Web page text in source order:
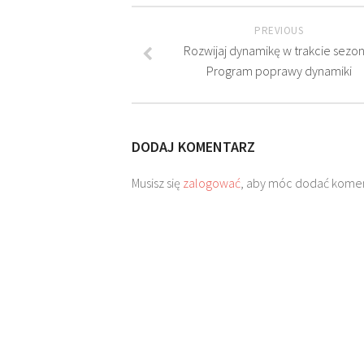
PREVIOUS
Rozwijaj dynamikę w trakcie
Program poprawy dynamiki
DODAJ KOMENTARZ
Musisz się zalogować, aby móc dodać